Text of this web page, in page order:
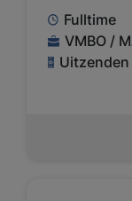
Fulltime
VMBO /
Uitzenden